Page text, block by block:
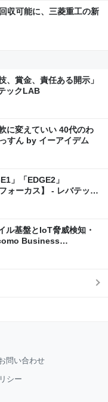
収可能に、三菱重工の新
賞金、責任ある開示」
ックLAB
に変えていい 40代のわ
すん by イーアイデム
」「EDGE2」
ォーカス】 - レバテック
ル基盤とIoT脅威検知・
Business
問い合わせ
シー